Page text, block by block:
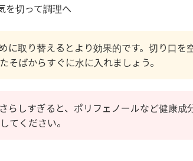
を切って調理へ
に取り替えるとより効果的です。切り口を
そばからすぐに水に入れましょう。
らしすぎると、ポリフェノールなど健康成
てください。